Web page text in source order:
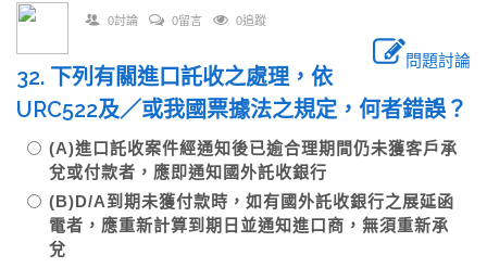
0討論 0留言 0追蹤
問題討論
32. 下列有關進口託收之處理，依
URC522及／或我國票據法之規定，何者錯誤？
(A)進口託收案件經通知後已逾合理期間仍未獲客戶承
兌或付款者，應即通知國外託收銀行
(B)D/A到期未獲付款時，如有國外託收銀行之展延函
電者，應重新計算到期日並通知進口商，無須重新承
兌